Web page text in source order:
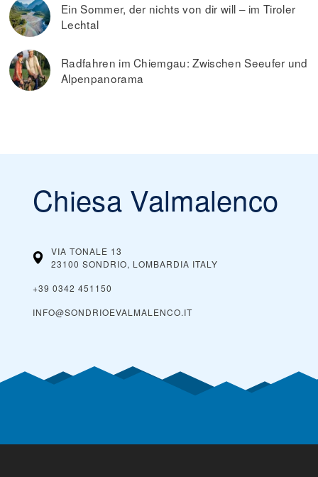
Ein Sommer, der nichts von dir will – im Tiroler
Lechtal
Radfahren im Chiemgau: Zwischen Seeufer und
Alpenpanorama
Chiesa Valmalenco
VIA TONALE 13
23100 SONDRIO, LOMBARDIA ITALY
+39 0342 451150
INFO@SONDRIOEVALMALENCO.IT